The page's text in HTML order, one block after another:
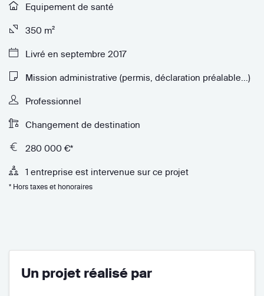
Equipement de santé
350 m²
Livré en septembre 2017
Mission administrative (permis, déclaration préalable...)
Professionnel
Changement de destination
280 000 €*
1 entreprise est intervenue sur ce projet
* Hors taxes et honoraires
Un projet réalisé par